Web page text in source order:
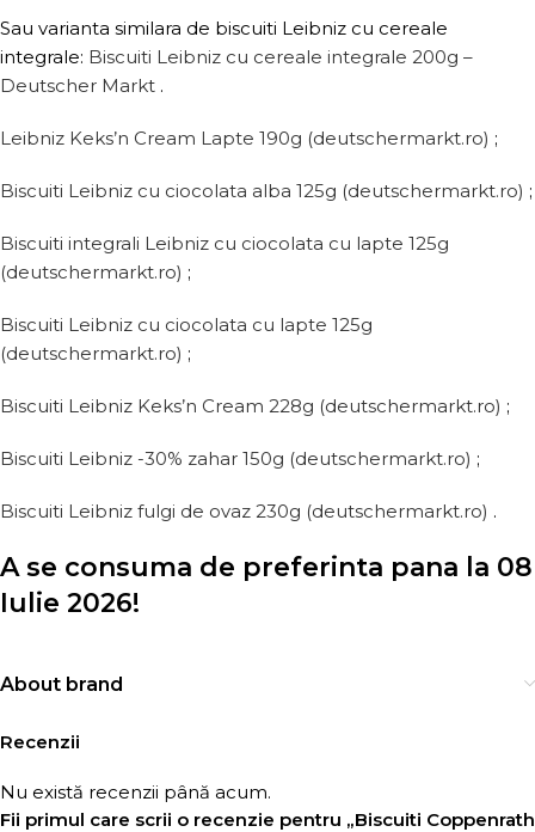
Sau varianta similara de biscuiti Leibniz cu cereale
integrale: Biscuiti Leibniz cu cereale integrale 200g –
Deutscher Markt .
Leibniz Keks’n Cream Lapte 190g (deutschermarkt.ro) ;
Biscuiti Leibniz cu ciocolata alba 125g (deutschermarkt.ro) ;
Biscuiti integrali Leibniz cu ciocolata cu lapte 125g
(deutschermarkt.ro) ;
Biscuiti Leibniz cu ciocolata cu lapte 125g
(deutschermarkt.ro) ;
Biscuiti Leibniz Keks’n Cream 228g (deutschermarkt.ro) ;
Biscuiti Leibniz -30% zahar 150g (deutschermarkt.ro) ;
Biscuiti Leibniz fulgi de ovaz 230g (deutschermarkt.ro) .
A se consuma de preferinta pana la 08
Iulie 2026!
About brand
Recenzii
Nu există recenzii până acum.
Fii primul care scrii o recenzie pentru „Biscuiti Coppenrath